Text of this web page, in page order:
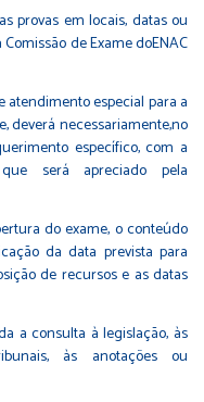
provas em locais, datas ou
de Exame doENAC
especial para a
deverá necessariamente,no
específico, com a
será apreciado pela
do exame, o conteúdo
da data prevista para
de recursos e as datas
a consulta à legislação, às
às anotações ou